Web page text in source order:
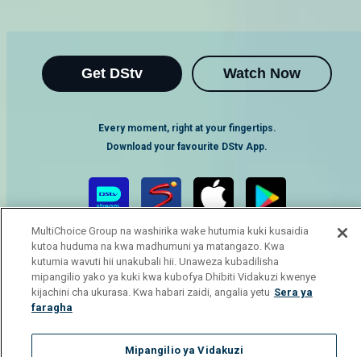
Get DStv Watch Now
Every moment, right at your fingertips.
Download your favourite DStv App.
Responsible Disclosure Policy
Copyright
Careers
Manage Cookies
MultiChoice Group na washirika wake hutumia kuki kusaidia
kutoa huduma na kwa madhumuni ya matangazo. Kwa
kutumia wavuti hii unakubali hii. Unaweza kubadilisha
mipangilio yako ya kuki kwa kubofya Dhibiti Vidakuzi kwenye
kijachini cha ukurasa. Kwa habari zaidi, angalia yetu Sera ya
faragha
Mipangilio ya Vidakuzi